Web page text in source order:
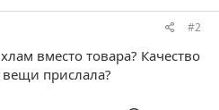
#2
вместо товара? Качество
прислала?